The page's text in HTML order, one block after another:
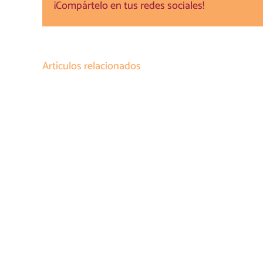
¡Compártelo en tus redes sociales!
Artículos relacionados